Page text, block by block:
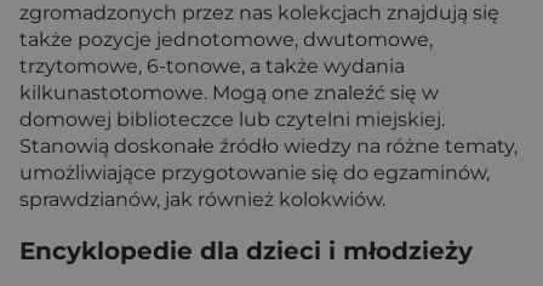
zgromadzonych przez nas kolekcjach znajdują się
także pozycje jednotomowe, dwutomowe,
trzytomowe, 6-tonowe, a także wydania
kilkunastotomowe. Mogą one znaleźć się w
domowej biblioteczce lub czytelni miejskiej.
Stanowią doskonałe źródło wiedzy na różne tematy,
umożliwiające przygotowanie się do egzaminów,
sprawdzianów, jak również kolokwiów.
Encyklopedie dla dzieci i młodzieży